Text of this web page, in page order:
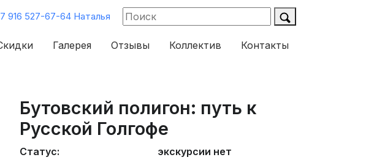
916 527-67-64 Наталья
Галерея Отзывы Коллектив Контакты
Бутовский полигон: путь к
Русской Голгофе
Статус: экскурсии нет